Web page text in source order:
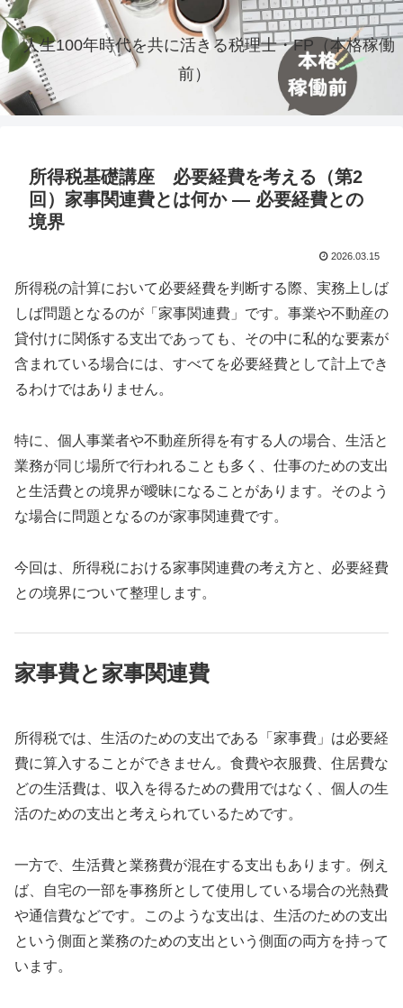
人生100年時代を共に活きる税理士・FP（本格稼働
前）
所得税基礎講座 必要経費を考える（第2
回）家事関連費とは何か ― 必要経費との
境界
2026.03.15
所得税の計算において必要経費を判断する際、実務上しば
しば問題となるのが「家事関連費」です。事業や不動産の
貸付けに関係する支出であっても、その中に私的な要素が
含まれている場合には、すべてを必要経費として計上でき
るわけではありません。
特に、個人事業者や不動産所得を有する人の場合、生活と
業務が同じ場所で行われることも多く、仕事のための支出
と生活費との境界が曖昧になることがあります。そのよう
な場合に問題となるのが家事関連費です。
今回は、所得税における家事関連費の考え方と、必要経費
との境界について整理します。
家事費と家事関連費
所得税では、生活のための支出である「家事費」は必要経
費に算入することができません。食費や衣服費、住居費な
どの生活費は、収入を得るための費用ではなく、個人の生
活のための支出と考えられているためです。
一方で、生活費と業務費が混在する支出もあります。例え
ば、自宅の一部を事務所として使用している場合の光熱費
や通信費などです。このような支出は、生活のための支出
という側面と業務のための支出という側面の両方を持って
います。